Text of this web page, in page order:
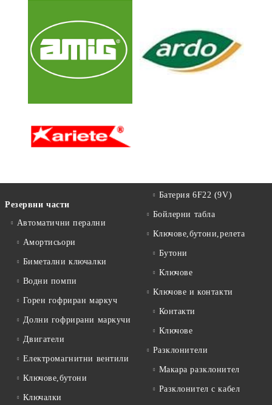
Резервни части
Автоматични перални
Амортисьори
Биметални ключалки
Водни помпи
Горен гофриран маркуч
Долни гофрирани маркучи
Двигатели
Електромагнитни вентили
Ключове,бутони
Ключалки
Батерия 6F22 (9V)
Бойлерни табла
Ключове,бутони,релета
Бутони
Ключове
Ключове и контакти
Контакти
Ключове
Разклонители
Макара разклонител
Разклонител с кабел